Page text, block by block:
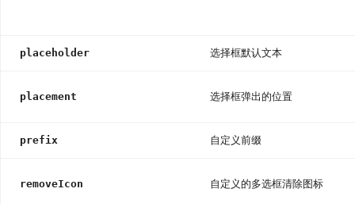
placeholder 选择框默认文本
placement 选择框弹出的位置
prefix 自定义前缀
removeIcon 自定义的多选框清除图标